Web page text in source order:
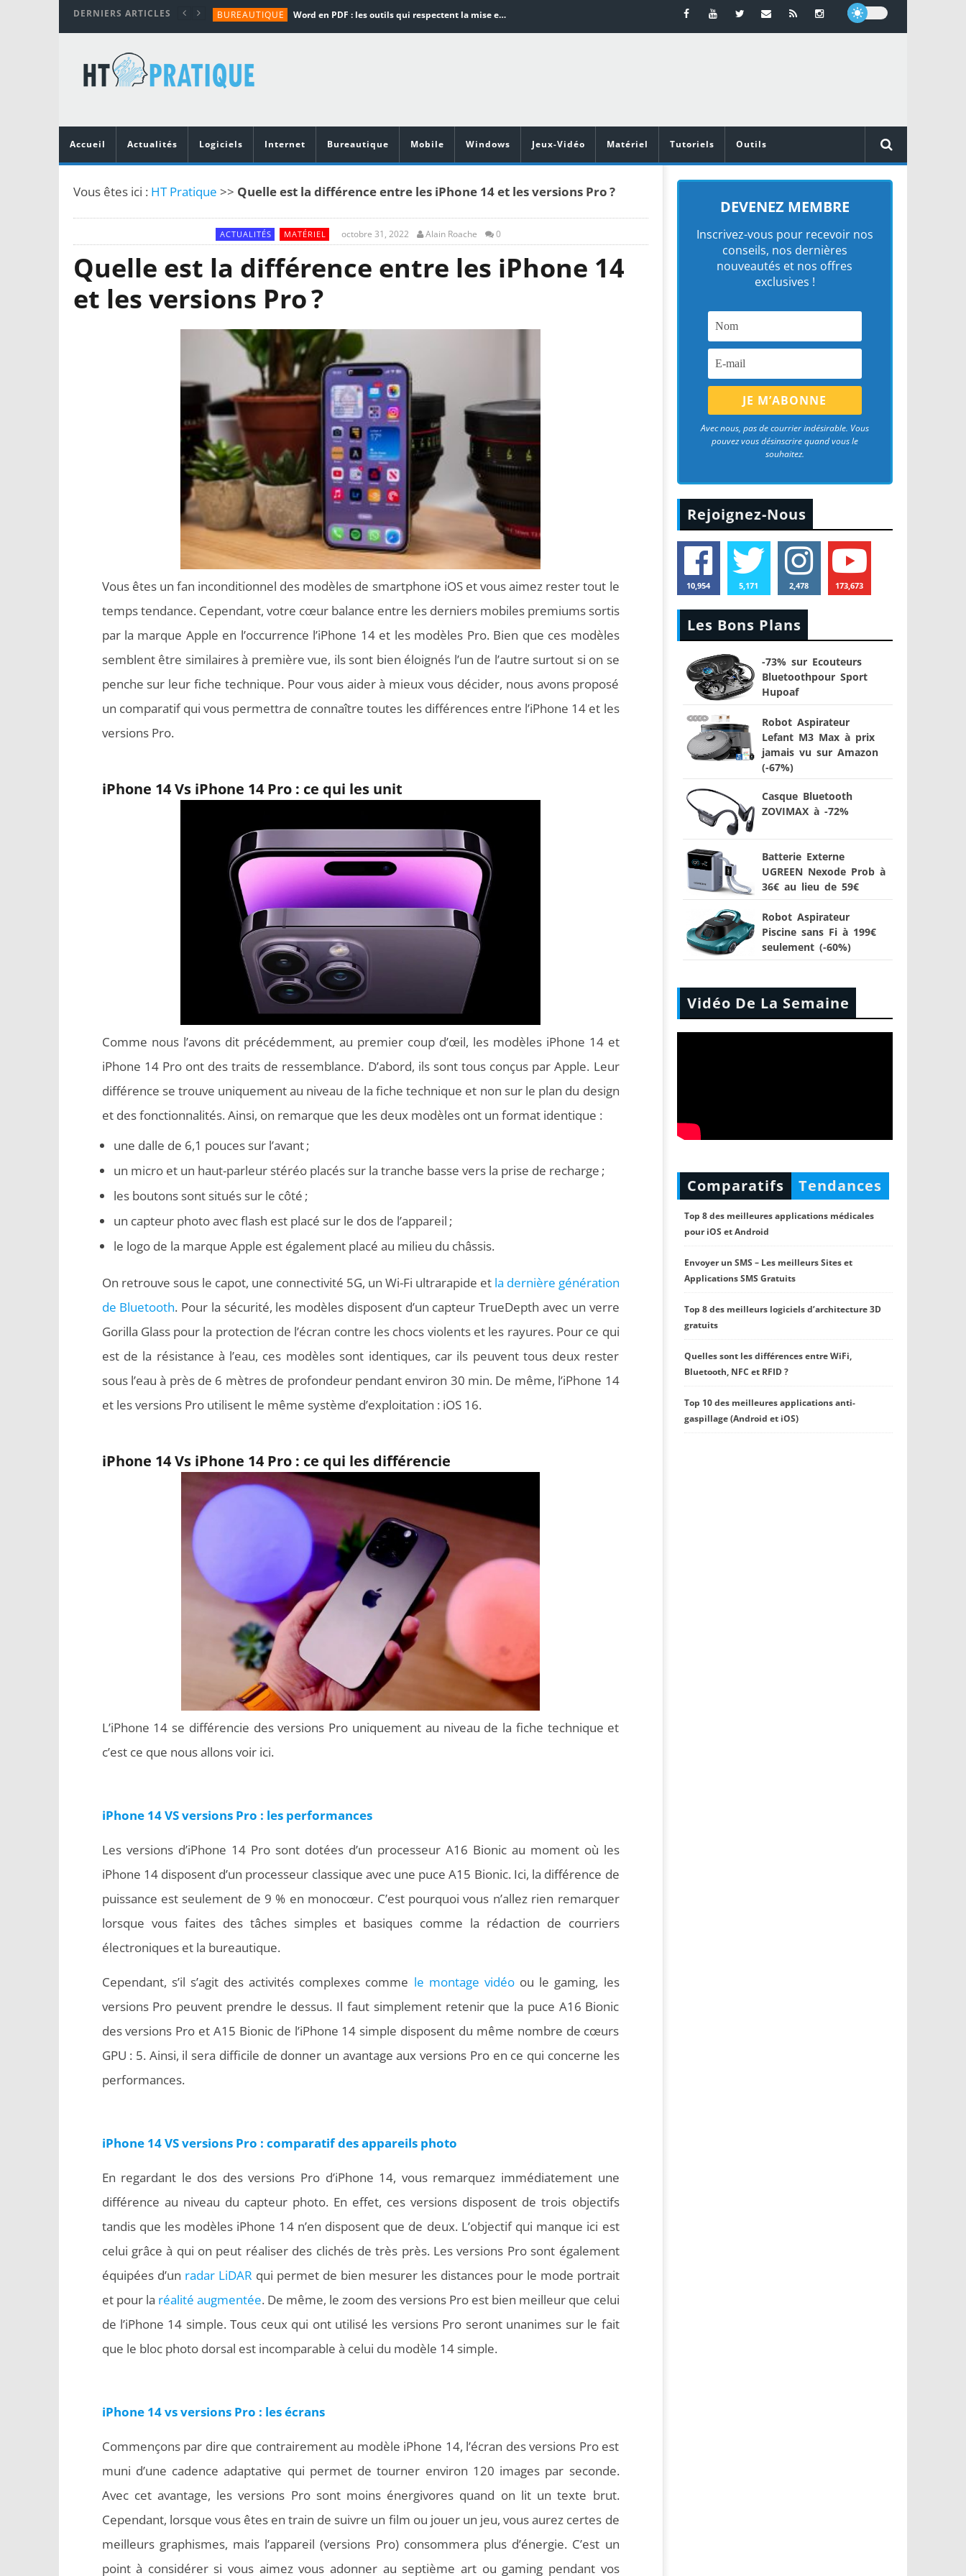
DERNIERS ARTICLES BUREAUTIQUE Word en PDF : les outils qui respectent la mise en page
TUTORIALS
MATÉRIEL
Vidéoprojecteurs Asus : Top 6 des meilleurs modèles de la marque
Accueil
Actualités Logiciels Internet Bureautique Mobile Windows Jeux-Vidéo Matériel Tutoriels Outils
Vous êtes ici : HT Pratique >> Quelle est la différence entre les iPhone 14 et les versions Pro ?
ACTUALITÉS MATÉRIEL octobre 31, 2022 Alain Roache 0
Quelle est la différence entre les iPhone 14
et les versions Pro ?
Vous êtes un fan inconditionnel des modèles de smartphone iOS et vous aimez rester tout le
temps tendance. Cependant, votre cœur balance entre les derniers mobiles premiums sortis
par la marque Apple en l’occurrence l’iPhone 14 et les modèles Pro. Bien que ces modèles
semblent être similaires à première vue, ils sont bien éloignés l’un de l’autre surtout si on se
penche sur leur fiche technique. Pour vous aider à mieux vous décider, nous avons proposé
un comparatif qui vous permettra de connaître toutes les différences entre l’iPhone 14 et les
versions Pro.
iPhone 14 Vs iPhone 14 Pro : ce qui les unit
Comme nous l’avons dit précédemment, au premier coup d’œil, les modèles iPhone 14 et
iPhone 14 Pro ont des traits de ressemblance. D’abord, ils sont tous conçus par Apple. Leur
différence se trouve uniquement au niveau de la fiche technique et non sur le plan du design
et des fonctionnalités. Ainsi, on remarque que les deux modèles ont un format identique :
une dalle de 6,1 pouces sur l’avant ;
un micro et un haut-parleur stéréo placés sur la tranche basse vers la prise de recharge ;
les boutons sont situés sur le côté ;
un capteur photo avec flash est placé sur le dos de l’appareil ;
le logo de la marque Apple est également placé au milieu du châssis.
On retrouve sous le capot, une connectivité 5G, un Wi-Fi ultrarapide et la dernière génération
de Bluetooth. Pour la sécurité, les modèles disposent d’un capteur TrueDepth avec un verre
Gorilla Glass pour la protection de l’écran contre les chocs violents et les rayures. Pour ce qui
est de la résistance à l’eau, ces modèles sont identiques, car ils peuvent tous deux rester
sous l’eau à près de 6 mètres de profondeur pendant environ 30 min. De même, l’iPhone 14
et les versions Pro utilisent le même système d’exploitation : iOS 16.
iPhone 14 Vs iPhone 14 Pro : ce qui les différencie
L’iPhone 14 se différencie des versions Pro uniquement au niveau de la fiche technique et
c’est ce que nous allons voir ici.
iPhone 14 VS versions Pro : les performances
Les versions d’iPhone 14 Pro sont dotées d’un processeur A16 Bionic au moment où les
iPhone 14 disposent d’un processeur classique avec une puce A15 Bionic. Ici, la différence de
puissance est seulement de 9 % en monocœur. C’est pourquoi vous n’allez rien remarquer
lorsque vous faites des tâches simples et basiques comme la rédaction de courriers
électroniques et la bureautique.
Cependant, s’il s’agit des activités complexes comme le montage vidéoou le gaming, les
versions Pro peuvent prendre le dessus. Il faut simplement retenir que la puce A16 Bionic
des versions Pro et A15 Bionic de l’iPhone 14 simple disposent du même nombre de cœurs
GPU : 5. Ainsi, il sera difficile de donner un avantage aux versions Pro en ce qui concerne les
performances.
iPhone 14 VS versions Pro : comparatif des appareils photo
En regardant le dos des versions Pro d’iPhone 14, vous remarquez immédiatement une
différence au niveau du capteur photo. En effet, ces versions disposent de trois objectifs
tandis que les modèles iPhone 14 n’en disposent que de deux. L’objectif qui manque ici est
celui grâce à qui on peut réaliser des clichés de très près. Les versions Pro sont également
équipées d’un radar LiDAR qui permet de bien mesurer les distances pour le mode portrait
et pour la réalité augmentée. De même, le zoom des versions Pro est bien meilleur que celui
de l’iPhone 14 simple. Tous ceux qui ont utilisé les versions Pro seront unanimes sur le fait
que le bloc photo dorsal est incomparable à celui du modèle 14 simple.
iPhone 14 vs versions Pro : les écrans
Commençons par dire que contrairement au modèle iPhone 14, l’écran des versions Pro est
muni d’une cadence adaptative qui permet de tourner environ 120 images par seconde.
Avec cet avantage, les versions Pro sont moins énergivores quand on lit un texte brut.
Cependant, lorsque vous êtes en train de suivre un film ou jouer un jeu, vous aurez certes de
meilleurs graphismes, mais l’appareil (versions Pro) consommera plus d’énergie. C’est un
point à considérer si vous aimez vous adonner au septième art ou gaming pendant vos
DEVENEZ MEMBRE
Inscrivez-vous pour recevoir nos
conseils, nos dernières
nouveautés et nos offres
exclusives !
Avec nous, pas de courrier indésirable. Vous
pouvez vous désinscrire quand vous le
souhaitez.
Rejoignez-Nous
10,954 5,171 2,478 173,673
Les Bons Plans
-73% sur Ecouteurs
Bluetoothpour Sport
Hupoaf
Robot Aspirateur
Lefant M3 Max à prix
jamais vu sur Amazon
(-67%)
Casque Bluetooth
ZOVIMAX à -72%
Batterie Externe
UGREEN Nexode Prob à
36€ au lieu de 59€
Robot Aspirateur
Piscine sans Fi à 199€
seulement (-60%)
Vidéo De La Semaine
Comparatifs Tendances
Top 8 des meilleures applications médicales
pour iOS et Android
Envoyer un SMS – Les meilleurs Sites et
Applications SMS Gratuits
Top 8 des meilleurs logiciels d’architecture 3D
gratuits
Quelles sont les différences entre WiFi,
Bluetooth, NFC et RFID ?
Top 10 des meilleures applications anti-
gaspillage (Android et iOS)